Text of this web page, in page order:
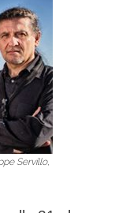
Servillo,